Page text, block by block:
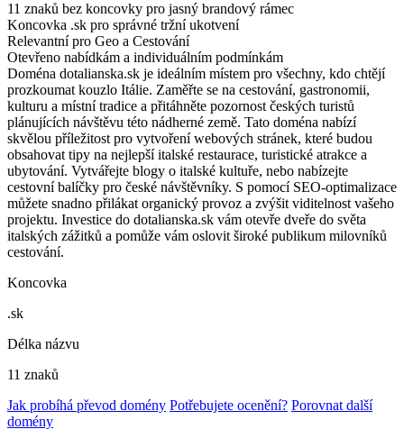
11 znaků bez koncovky pro jasný brandový rámec
Koncovka .sk pro správné tržní ukotvení
Relevantní pro Geo a Cestování
Otevřeno nabídkám a individuálním podmínkám
Doména dotalianska.sk je ideálním místem pro všechny, kdo chtějí
prozkoumat kouzlo Itálie. Zaměřte se na cestování, gastronomii,
kulturu a místní tradice a přitáhněte pozornost českých turistů
plánujících návštěvu této nádherné země. Tato doména nabízí
skvělou příležitost pro vytvoření webových stránek, které budou
obsahovat tipy na nejlepší italské restaurace, turistické atrakce a
ubytování. Vytvářejte blogy o italské kultuře, nebo nabízejte
cestovní balíčky pro české návštěvníky. S pomocí SEO-optimalizace
můžete snadno přilákat organický provoz a zvýšit viditelnost vašeho
projektu. Investice do dotalianska.sk vám otevře dveře do světa
italských zážitků a pomůže vám oslovit široké publikum milovníků
cestování.
Koncovka
.sk
Délka názvu
11 znaků
Jak probíhá převod domény Potřebujete ocenění? Porovnat další
domény